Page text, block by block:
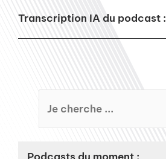
Transcription IA du podcast :